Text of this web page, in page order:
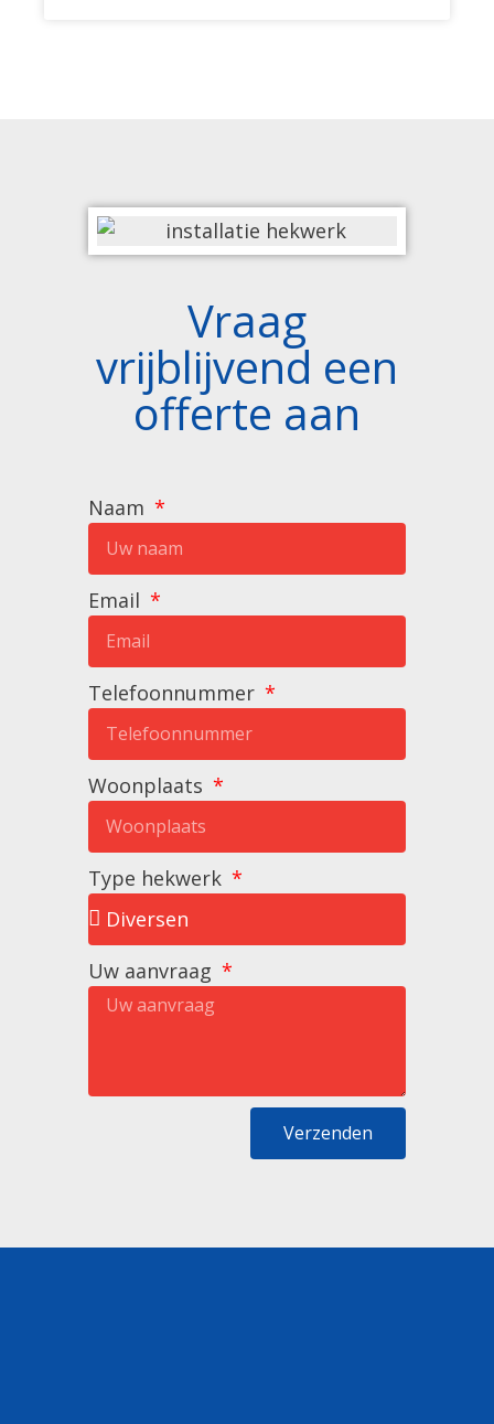
Vraag
vrijblijvend een
offerte aan
Naam
Email
Telefoonnummer
Woonplaats
Type hekwerk
Uw aanvraag
Verzenden